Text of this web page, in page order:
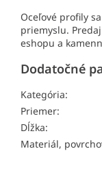
Oceľové profily
priemyslu.
eshopu a
Dodatočné
Kategória:
Priemer:
Dĺžka:
Materiál,